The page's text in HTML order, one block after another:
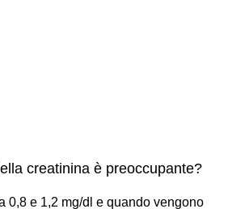
creatinina è preoccupante?
0,8 e 1,2 mg/dl e quando vengono